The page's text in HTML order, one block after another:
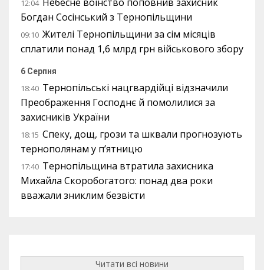
12:04
Богдан Сосінський з Тернопільщини
09:10 Жителі Тернопільщини за сім місяців
сплатили понад 1,6 млрд грн військового збору
6 Серпня
18:40 Тернопільські нацгвардійці відзначили
Преображення Господнє й помолилися за
захисників України
18:15 Спеку, дощ, грози та шквали прогнозують
тернополянам у п’ятницю
17:40 Тернопільщина втратила захисника
Михайла Скоробогатого: понад два роки
вважали зниклим безвісти
Читати всі новини